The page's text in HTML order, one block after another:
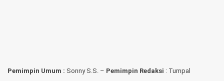
Pemimpin Umum : Sonny S.S. – Pemimpin Redaksi : Tumpal